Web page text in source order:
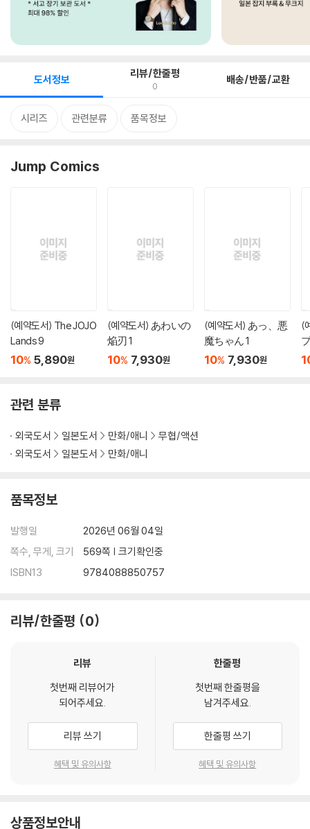
도서정보 리뷰/한줄평
0 배송/반품/교환
시리즈 관련분류 품목정보
Jump Comics
(예약도서) The JOJO
Lands 9
10% 5,890원
(예약도서) あわいの
焔刃 1
10% 7,930원
(예약도서) あっ、悪
魔ちゃん 1
10% 7,930원
(
관련 분류
외국도서 일본도서 만화/애니
무협/액션
외국도서
일본도서 만화/애니
품목정보
발행일
2026년 06월 04일
쪽수, 무게, 크기
569쪽 | 크기확인중
ISBN13
9784088850757
리뷰/한줄평 0
리뷰
첫번째 리뷰어가
되어주세요.
리뷰 쓰기
혜택 및 유의사항
한줄평
첫번째 한줄평을
남겨주세요.
한줄평 쓰기
혜택 및 유의사항
상품정보안내